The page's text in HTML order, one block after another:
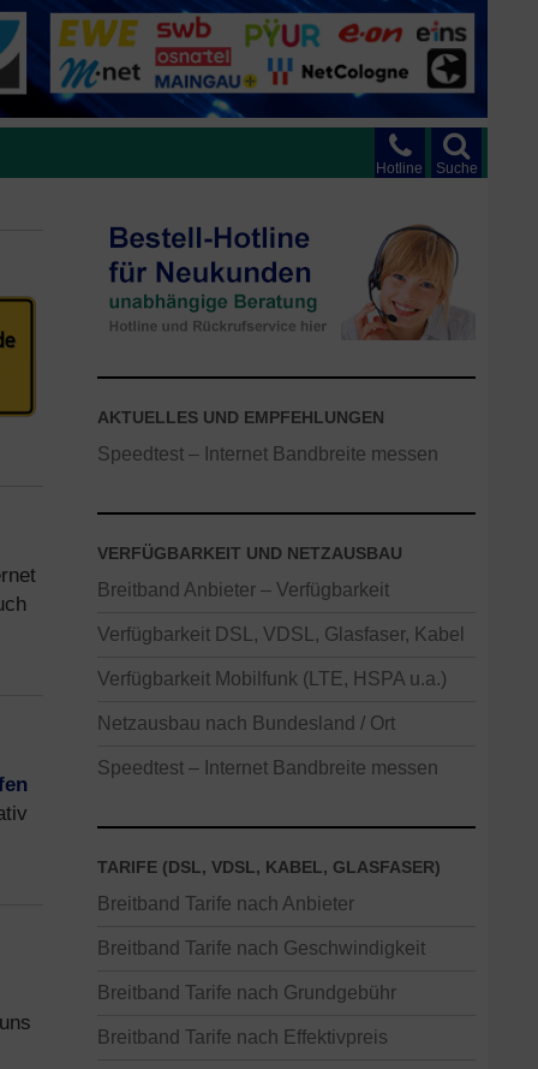
Suche
Hotline
AKTUELLES UND EMPFEHLUNGEN
Speedtest – Internet Bandbreite messen
VERFÜGBARKEIT UND NETZAUSBAU
Breitband Anbieter – Verfügbarkeit
Verfügbarkeit DSL, VDSL, Glasfaser, Kabel
Verfügbarkeit Mobilfunk (LTE, HSPA u.a.)
Netzausbau nach Bundesland / Ort
Speedtest – Internet Bandbreite messen
TARIFE (DSL, VDSL, KABEL, GLASFASER)
Breitband Tarife nach Anbieter
Breitband Tarife nach Geschwindigkeit
Breitband Tarife nach Grundgebühr
Breitband Tarife nach Effektivpreis